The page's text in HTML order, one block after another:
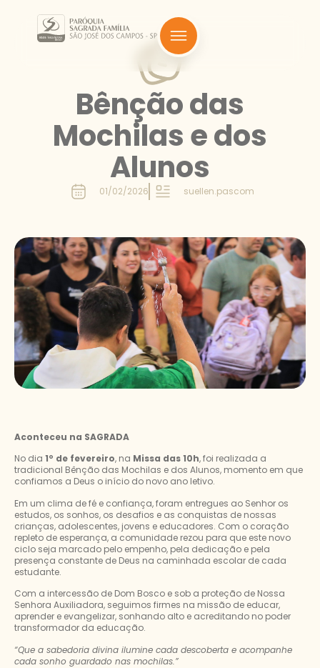
Bênção das
Mochilas e dos
Alunos
01/02/2026 suellen.pascom
Aconteceu na SAGRADA
No dia 1º de fevereiro, na Missa das 10h, foi realizada a
tradicional Bênção das Mochilas e dos Alunos, momento em que
confiamos a Deus o início do novo ano letivo.
Em um clima de fé e confiança, foram entregues ao Senhor os
estudos, os sonhos, os desafios e as conquistas de nossas
crianças, adolescentes, jovens e educadores. Com o coração
repleto de esperança, a comunidade rezou para que este novo
ciclo seja marcado pelo empenho, pela dedicação e pela
presença constante de Deus na caminhada escolar de cada
estudante.
Com a intercessão de Dom Bosco e sob a proteção de Nossa
Senhora Auxiliadora, seguimos firmes na missão de educar,
aprender e evangelizar, sonhando alto e acreditando no poder
transformador da educação.
“Que a sabedoria divina ilumine cada descoberta e acompanhe
cada sonho guardado nas mochilas.”